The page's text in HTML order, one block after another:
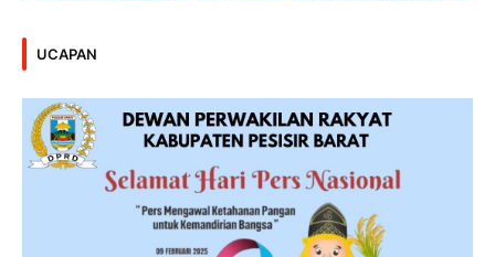
UCAPAN